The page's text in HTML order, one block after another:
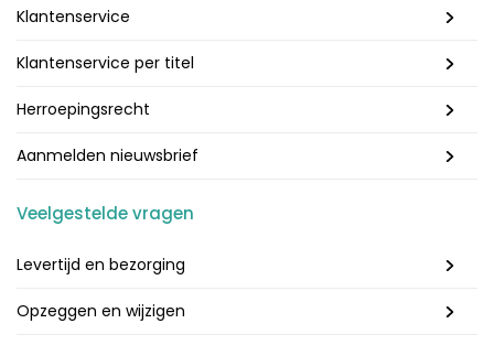
Klantenservice
Klantenservice per titel
Herroepingsrecht
Aanmelden nieuwsbrief
Veelgestelde vragen
Levertijd en bezorging
Opzeggen en wijzigen